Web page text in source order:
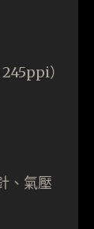
）
、氣壓